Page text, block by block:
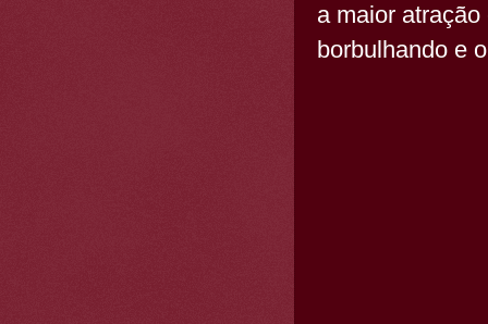
a maior
borbulhando e